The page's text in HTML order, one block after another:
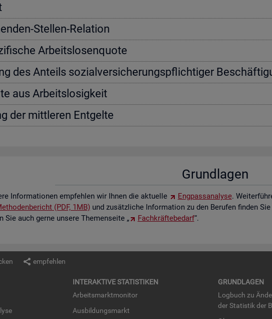
Stel­len-Re­la­ti­on
Ar­beits­lo­sen­quo­te
des An­teils so­zi­al­ver­si­che­rungs­pflich­ti­ger
aus Ar­beits­lo­sig­keit
der mitt­le­ren Ent­gel­te
Grund­la­gen
In­for­ma­tio­nen emp­feh­len wir Ihnen die ak­tu­el­le Eng­pass­ana­ly­se.
(PDF, 1MB) und zu­sätz­li­che In­for­ma­ti­on zu den Be­ru­fen fin­den
Sie auch gerne un­se­re The­men­sei­te „ Fach­kräf­te­be­darf“.
empfehlen
IN­TER­AK­TI­VE STA­TIS­TI­KEN
Ar­beits­markt­mo­ni­tor
Aus­bil­dungs­markt
GRUND­LA­GEN
Log­buch zu
der Sta­tis­tik der